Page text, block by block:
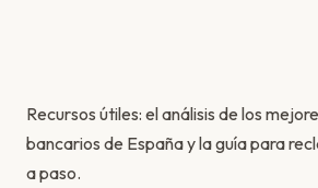
Recursos útiles: elanálisis de los
bancarios de Españay laguía para
a paso.